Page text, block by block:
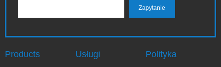
Products Usługi Polityka